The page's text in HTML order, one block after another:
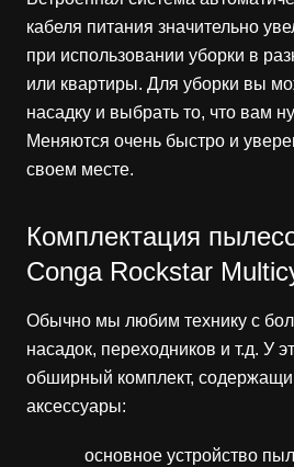
кабеля питания значительно
при использовании уборки в
или квартиры. Для уборки вы
насадку и выбрать то, что вам
Меняются очень быстро и
своем месте.
Комплектация
Conga Rockstar
Обычно мы любим технику с
насадок, переходников и т.д. У
обширный комплект,
аксессуары:
основное устройство